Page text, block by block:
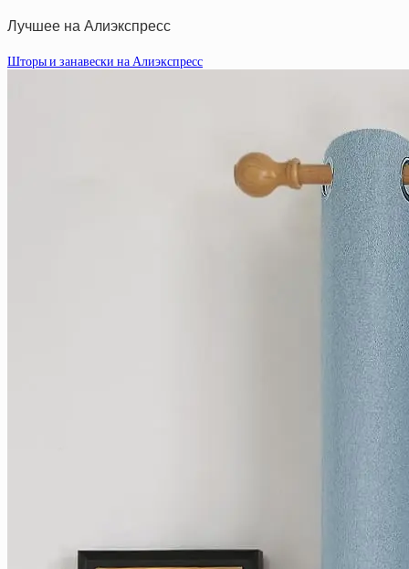
Лучшее на Алиэкспресс
Шторы и занавески на Алиэкспресс